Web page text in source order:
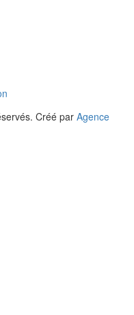
Créé par Agence